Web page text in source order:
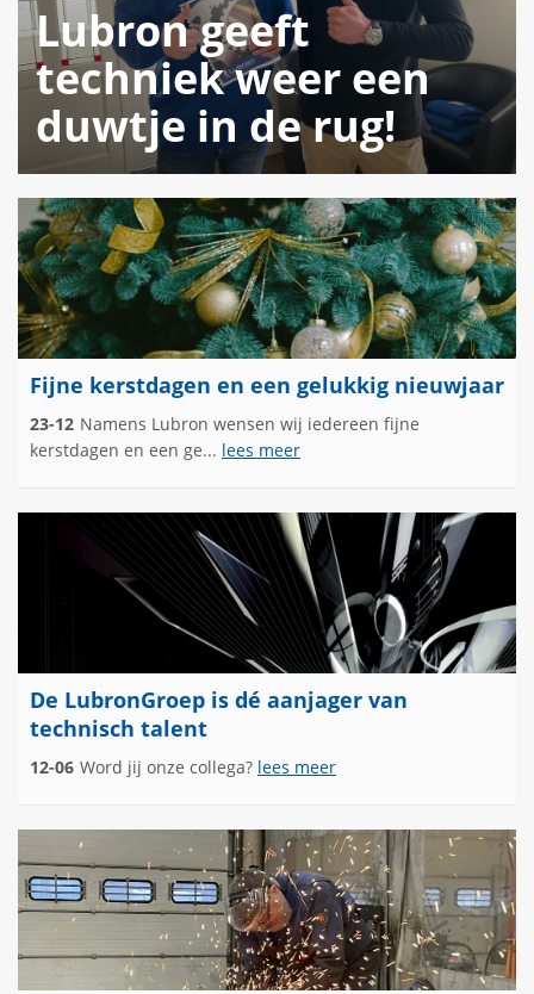
Lubron geeft
techniek weer een
duwtje in de rug!
Fijne kerstdagen en een gelukkig nieuwjaar
23-12 Namens Lubron wensen wij iedereen fijne
kerstdagen en een ge... lees meer
De LubronGroep is dé aanjager van
technisch talent
12-06 Word jij onze collega? lees meer